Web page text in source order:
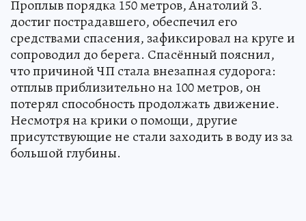
Проплыв порядка 150 метров, Анатолий З.
достиг пострадавшего, обеспечил его
средствами спасения, зафиксировал на круге и
сопроводил до берега. Спасённый пояснил,
что причиной ЧП стала внезапная судорога:
отплыв приблизительно на 100 метров, он
потерял способность продолжать движение.
Несмотря на крики о помощи, другие
присутствующие не стали заходить в воду из за
большой глубины.